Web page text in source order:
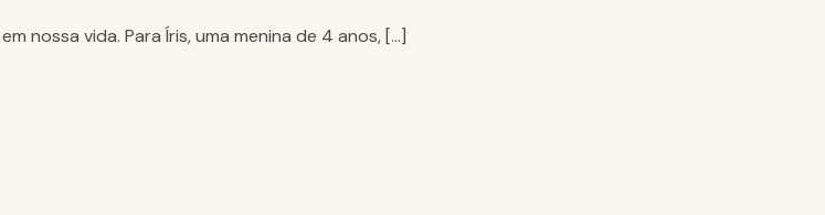
nossa vida. Para Íris, uma menina de 4 anos, […]